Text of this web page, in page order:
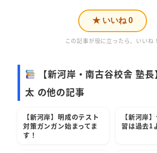
★ いいね 0
この記事が役に立ったら、いいね！
【新河岸・南古谷校舎 塾
太 の他の記事
【新河岸】明成のテスト
対策ガンガン始まってま
す！
【新河岸
習は過去1